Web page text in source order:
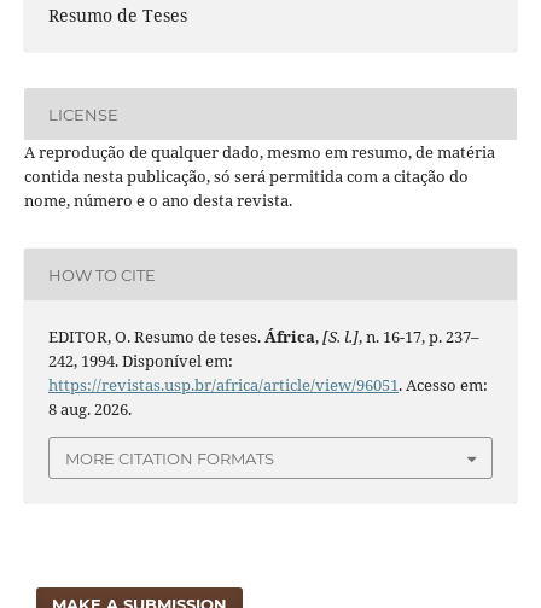
Resumo de Teses
LICENSE
A reprodução de qualquer dado, mesmo em resumo, de matéria
contida nesta publicação, só será permitida com a citação do
nome, número e o ano desta revista.
HOW TO CITE
EDITOR, O. Resumo de teses.África,[S. l.], n. 16-17, p. 237–
242, 1994. Disponível em:
https://revistas.usp.br/africa/article/view/96051. Acesso em:
8 aug. 2026.
MORE CITATION FORMATS
MAKE A SUBMISSION